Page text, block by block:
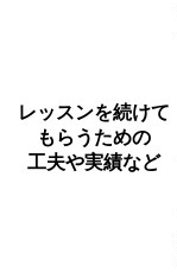
レッスンを続けて
もらうための
工夫や実績など